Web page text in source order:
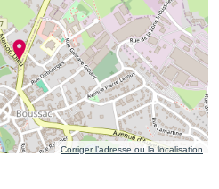
Corriger l’adresse ou la localisation